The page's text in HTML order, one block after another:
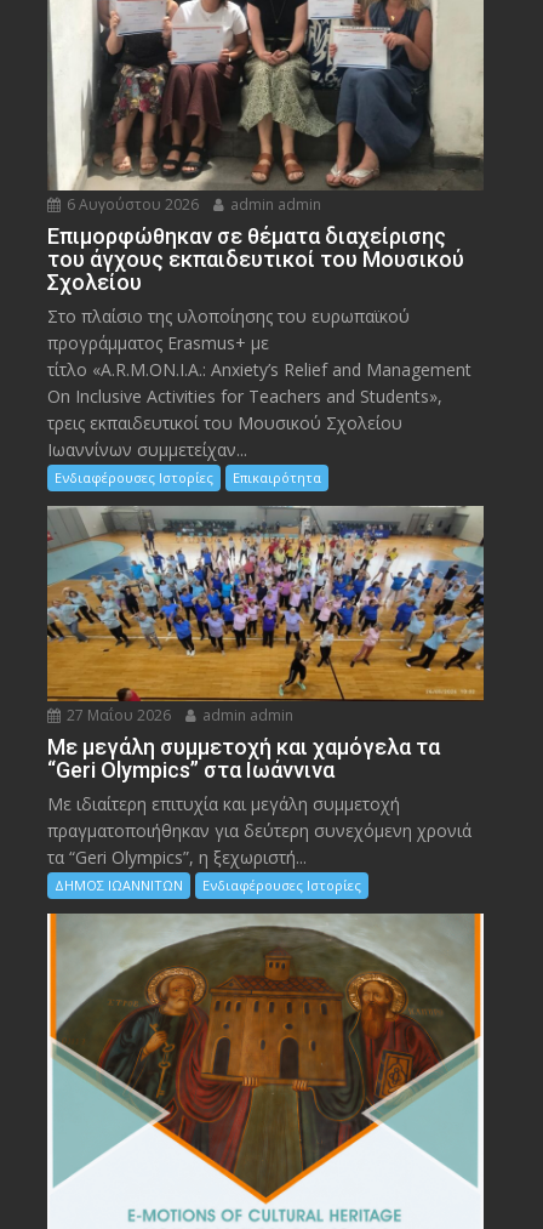
6 Αυγούστου 2026 admin admin
Eπιμορφώθηκαν σε θέματα διαχείρισης
του άγχους εκπαιδευτικοί του Μουσικού
Σχολείου
Στο πλαίσιο της υλοποίησης του ευρωπαϊκού
προγράμματος Erasmus+ με
τίτλο «A.R.M.ON.I.A.: Anxiety’s Relief and Management
On Inclusive Activities for Teachers and Students»,
τρεις εκπαιδευτικοί του Μουσικού Σχολείου
Ιωαννίνων συμμετείχαν...
Ενδιαφέρουσες Ιστορίες Επικαιρότητα
27 Μαΐου 2026 admin admin
Με μεγάλη συμμετοχή και χαμόγελα τα
“Geri Olympics” στα Ιωάννινα
Με ιδιαίτερη επιτυχία και μεγάλη συμμετοχή
πραγματοποιήθηκαν για δεύτερη συνεχόμενη χρονιά
τα “Geri Olympics”, η ξεχωριστή...
ΔΗΜΟΣ ΙΩΑΝΝΙΤΩΝ Ενδιαφέρουσες Ιστορίες